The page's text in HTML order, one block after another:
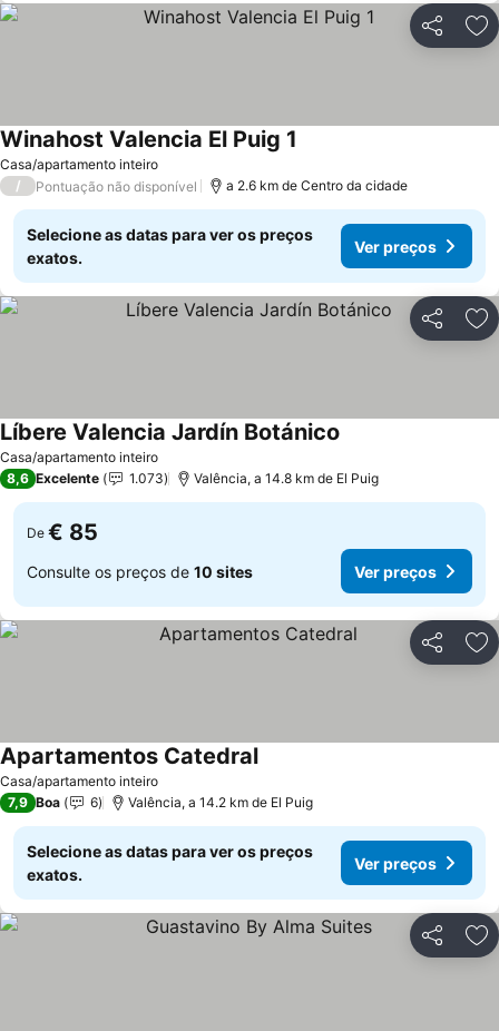
Partilhar
Casa/apartamento inteiro
Winahost Valencia El Puig 1
/ Pontuação não disponível a 2.6 km de Centro da cidade
Selecione as datas para ver os preços
exatos.
Ver preços
Partilhar
Casa/apartamento inteiro
Líbere Valencia Jardín Botánico
8,6 Excelente 1.073 Valência, a 14.8 km de El Puig
De € 85
Consulte os preços de 10 sites Ver preços
Partilhar
Casa/apartamento inteiro
Apartamentos Catedral
7,9 Boa 6 Valência, a 14.2 km de El Puig
Selecione as datas para ver os preços
exatos.
Ver preços
Partilhar